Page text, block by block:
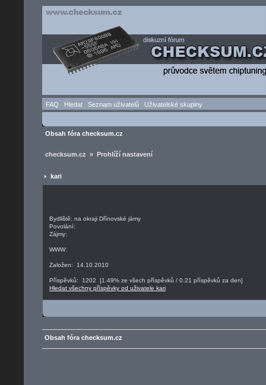
FAQ Hledat Seznam uživatelů Uživatelské skupiny
Obsah fóra checksum.cz
checksum.cz » Prohlíží nastavení
kari
Bydliště: na okraji Dřínovské jámy
Povolání:
Zájmy:
WWW:
Založen: 14.10.2010
Příspěvků: 1202 [1.49% ze všech příspěvků / 0.21 příspěvků za den]
Hledat všechny příspěvky od uživatele kari
Obsah fóra checksum.cz